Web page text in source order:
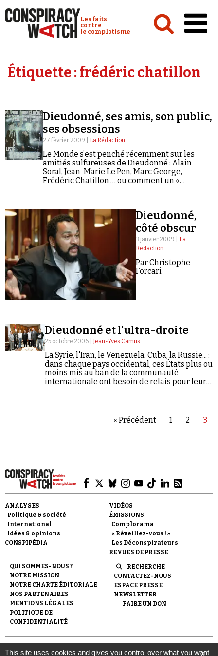
Conspiracy Watch :
Les faits
contre
le complotisme
Analyses
Vidéos
Émissions
Revues de presse
Newsletter
Faire un don
Demander à Vera
Étiquette :frédéric chatillon
Dieudonné, ses amis, son public,
ses obsessions
27 février 2009 | La Rédaction
Le Monde s’est penché récemment sur les
amitiés sulfureuses de Dieudonné : Alain
Soral, Jean-Marie Le Pen, Marc George,
Frédéric Chatillon … ou comment un «
Dieudonné,
côté obscur
3 janvier 2009 | La
Rédaction
Par Christophe
Forcari
Dieudonné et l'ultra-droite
25 octobre 2006 |Jean-Yves Camus
La Syrie, l'Iran, le Venezuela, Cuba, la Russie... :
dans chaque pays occidental, ces États plus ou
moins mis au ban de la communauté
internationale ont besoin de relais pour leur
« Précédent 1 2 3
ANALYSES
Politique & société
International
Idées & opinions
CONSPIPÉDIA
VIDÉOS
ÉMISSIONS
Complorama
« Réveillez-vous ! »
Les Déconspirateurs
REVUES DE PRESSE
QUI SOMMES-NOUS ?
NOTRE MISSION
NOTRE CHARTE ÉDITORIALE
NOS PARTENAIRES
MENTIONS LÉGALES
POLITIQUE DE
CONFIDENTIALITÉ
RECHERCHE
CONTACTEZ-NOUS
ESPACE PRESSE
NEWSLETTER
FAIRE UN DON
© 2007- 2026 Conspiracy Watch | Une réalisation de
X
This site uses cookies and gives you control over what you want